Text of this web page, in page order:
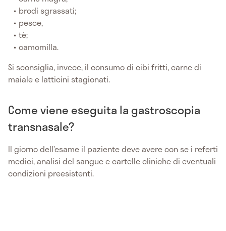
brodi sgrassati;
pesce,
tè;
camomilla.
Si sconsiglia, invece, il consumo di cibi fritti, carne di
maiale e latticini stagionati.
Come viene eseguita la gastroscopia
transnasale?
Il giorno dell’esame il paziente deve avere con se i referti
medici, analisi del sangue e cartelle cliniche di eventuali
condizioni preesistenti.